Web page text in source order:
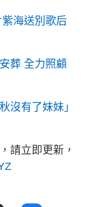
海送別歌后
葬 全力照顧
沒有了妹妹」
請立即更新，